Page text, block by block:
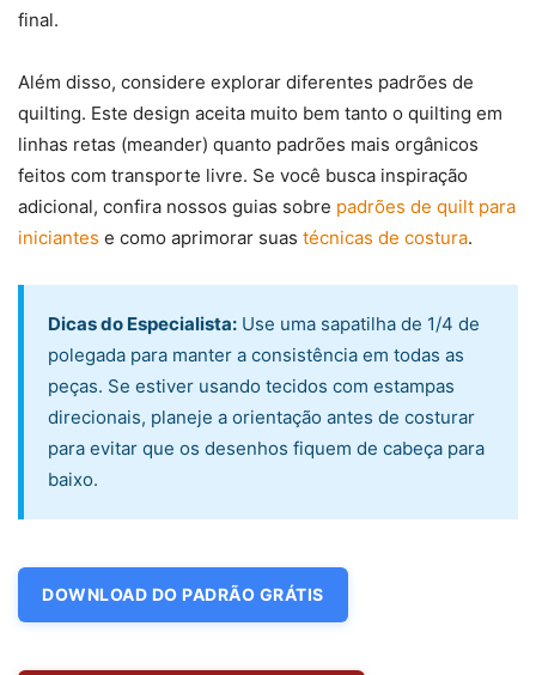
final.
Além disso, considere explorar diferentes padrões de
quilting. Este design aceita muito bem tanto o quilting em
linhas retas (meander) quanto padrões mais orgânicos
feitos com transporte livre. Se você busca inspiração
adicional, confira nossos guias sobre padrões de quilt para
iniciantes e como aprimorar suas técnicas de costura.
Dicas do Especialista: Use uma sapatilha de 1/4 de
polegada para manter a consistência em todas as
peças. Se estiver usando tecidos com estampas
direcionais, planeje a orientação antes de costurar
para evitar que os desenhos fiquem de cabeça para
baixo.
DOWNLOAD DO PADRÃO GRÁTIS